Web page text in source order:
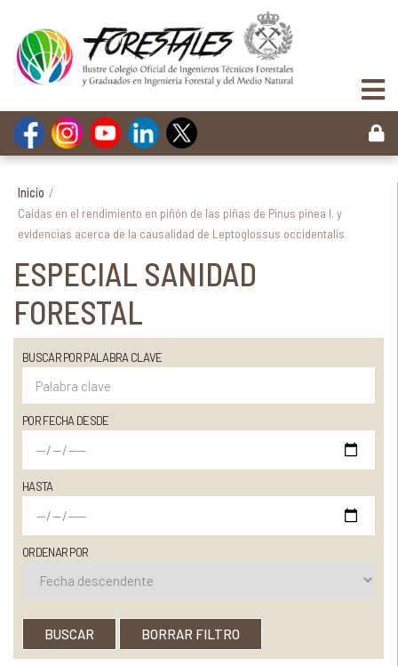
Inicio /
Caídas en el rendimiento en piñón de las piñas de Pinus pinea l. y
evidencias acerca de la causalidad de Leptoglossus occidentalis
ESPECIAL SANIDAD
FORESTAL
BUSCAR POR PALABRA CLAVE
POR FECHA DESDE
HASTA
ORDENAR POR
BUSCAR BORRAR FILTRO